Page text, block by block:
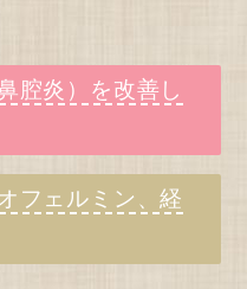
腔炎）を改善し
フェルミン、経